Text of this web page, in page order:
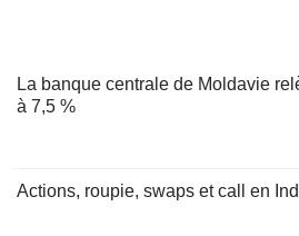
La banque centrale de Moldavie
à 7,5 %
Actions, roupie, swaps et call en